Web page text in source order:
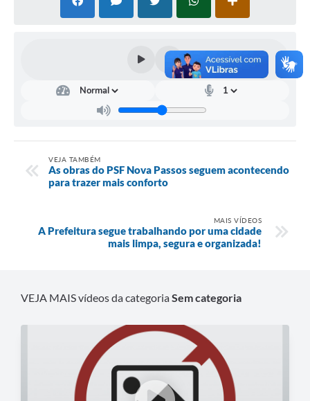
VEJA TAMBÉM
As obras do PSF Nova Passos seguem acontecendo
para trazer mais conforto
MAIS VÍDEOS
A Prefeitura segue trabalhando por uma cidade
mais limpa, segura e organizada!
VEJA MAIS vídeos da categoriaSem categoria